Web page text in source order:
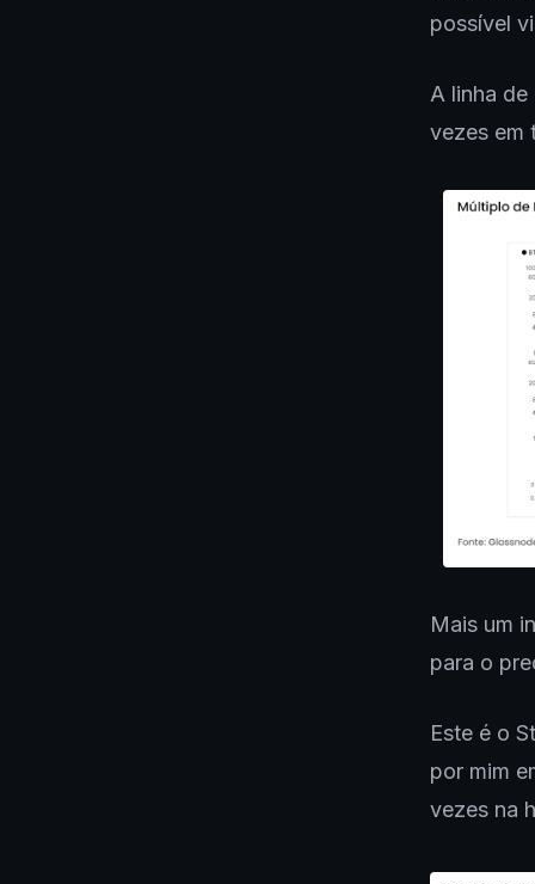
possível
A linha
vezes em
Mais um
para o
Este é o
por mim
vezes na